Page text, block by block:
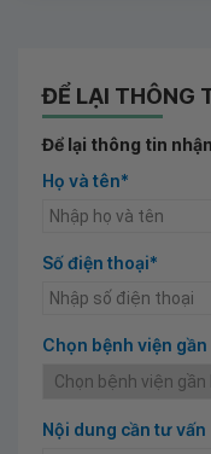
ĐỂ LẠI THÔNG
Để lại thông tin
Họ và tên*
Số điện thoại*
Chọn bệnh viện
Nội dung cần tư vấn